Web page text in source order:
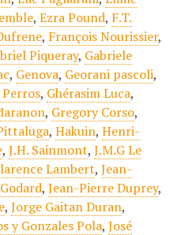
, Ezra Pound, F.T.
, François Nourissier,
Piqueray, Gabriele
, Genova, Georani pascoli,
Perros, Ghérasim Luca,
, Gregory Corso,
, Hakuin, Henri-
, J.H. Sainmont, J.M.G Le
Lambert, Jean-
, Jean-Pierre Duprey,
, Jorge Gaitan Duran,
y Gonzales Pola, José